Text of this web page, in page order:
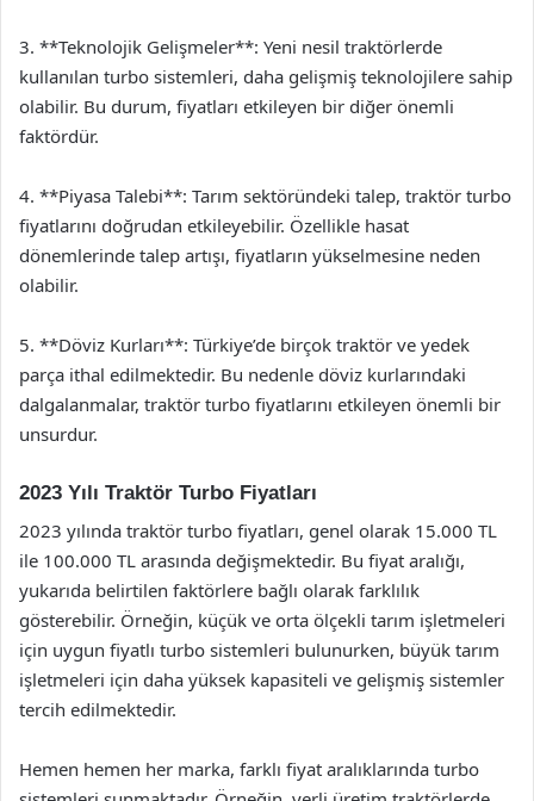
3. **Teknolojik Gelişmeler**: Yeni nesil traktörlerde
kullanılan turbo sistemleri, daha gelişmiş teknolojilere sahip
olabilir. Bu durum, fiyatları etkileyen bir diğer önemli
faktördür.
4. **Piyasa Talebi**: Tarım sektöründeki talep, traktör turbo
fiyatlarını doğrudan etkileyebilir. Özellikle hasat
dönemlerinde talep artışı, fiyatların yükselmesine neden
olabilir.
5. **Döviz Kurları**: Türkiye’de birçok traktör ve yedek
parça ithal edilmektedir. Bu nedenle döviz kurlarındaki
dalgalanmalar, traktör turbo fiyatlarını etkileyen önemli bir
unsurdur.
2023 Yılı Traktör Turbo Fiyatları
2023 yılında traktör turbo fiyatları, genel olarak 15.000 TL
ile 100.000 TL arasında değişmektedir. Bu fiyat aralığı,
yukarıda belirtilen faktörlere bağlı olarak farklılık
gösterebilir. Örneğin, küçük ve orta ölçekli tarım işletmeleri
için uygun fiyatlı turbo sistemleri bulunurken, büyük tarım
işletmeleri için daha yüksek kapasiteli ve gelişmiş sistemler
tercih edilmektedir.
Hemen hemen her marka, farklı fiyat aralıklarında turbo